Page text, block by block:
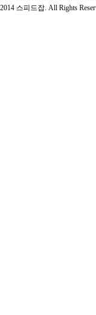
스피드잡. All Rights